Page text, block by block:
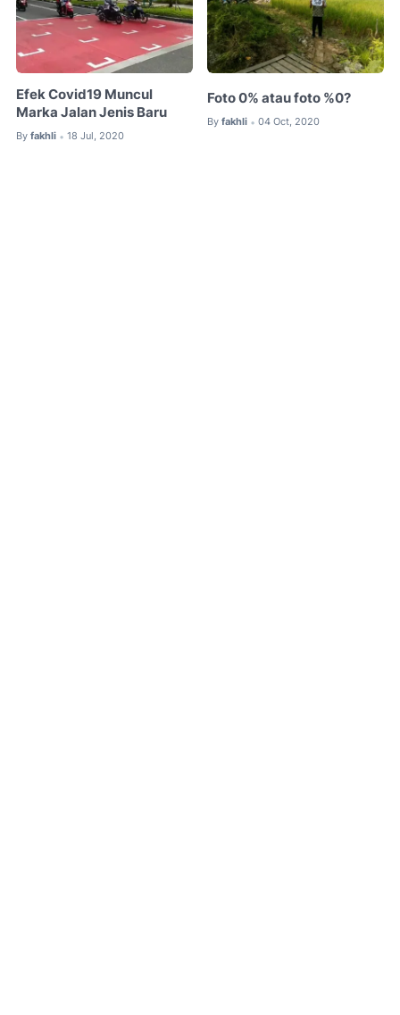
Efek Covid19 Muncul
Marka Jalan Jenis Baru
By fakhli • 18 Jul, 2020
Foto 0% atau foto %0?
By fakhli • 04 Oct, 2020